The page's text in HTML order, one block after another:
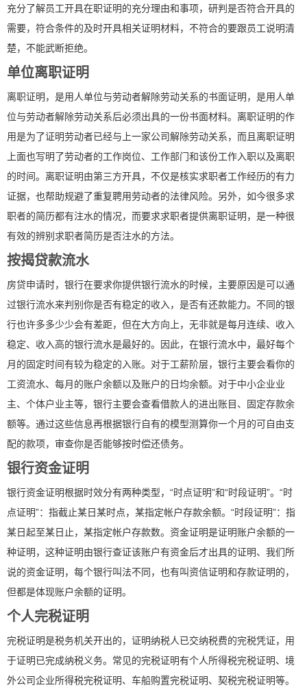
充分了解员工开具在职证明的充分理由和事项，研判是否符合开具的
需要，符合条件的及时开具相关证明材料，不符合的要跟员工说明清
楚，不能武断拒绝。
单位离职证明
离职证明，是用人单位与劳动者解除劳动关系的书面证明，是用人单
位与劳动者解除劳动关系后必须出具的一份书面材料。离职证明的作
用是为了证明劳动者已经与上一家公司解除劳动关系，而且离职证明
上面也写明了劳动者的工作岗位、工作部门和该份工作入职以及离职
的时间。离职证明由第三方开具，不仅是核实求职者工作经历的有力
证据，也帮助规避了重复聘用劳动者的法律风险。另外，如今很多求
职者的简历都有注水的情况，而要求求职者提供离职证明，是一种很
有效的辨别求职者简历是否注水的方法。
按揭贷款流水
房贷申请时，银行在要求你提供银行流水的时候，主要原因是可以通
过银行流水来判别你是否有稳定的收入，是否有还款能力。不同的银
行也许多多少少会有差距，但在大方向上，无非就是每月连续、收入
稳定、收入高的银行流水是最好的。因此，在银行流水中，最好每个
月的固定时间有较为稳定的入账。对于工薪阶层，银行主要会看你的
工资流水、每月的账户余额以及账户的日均余额。对于中小企业业
主、个体户业主等，银行主要会查看借款人的进出账目、固定存款余
额等。通过这些信息再根据银行自有的模型测算你一个月的可自由支
配的款项，审查你是否能够按时偿还债务。
银行资金证明
银行资金证明根据时效分有两种类型，“时点证明”和“时段证明”。“时
点证明”：指截止某日某时点，某指定帐户存款余额。“时段证明”：指
某日起至某日止，某指定帐户存款数。资金证明是证明账户余额的一
种证明，这种证明由银行查证该账户有资金后才出具的证明、我们所
说的资金证明，每个银行叫法不同，也有叫资信证明和存款证明的，
但都是体现账户余额的证明。
个人完税证明
完税证明是税务机关开出的，证明纳税人已交纳税费的完税凭证，用
于证明已完成纳税义务。常见的完税证明有个人所得税完税证明、境
外公司企业所得税完税证明、车船购置完税证明、契税完税证明等。